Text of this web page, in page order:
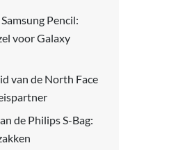
Pencil:
voor Galaxy
van de North Face
de Philips S-Bag: